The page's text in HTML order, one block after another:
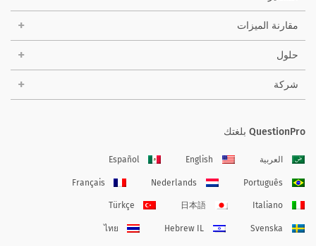
مقارنة الميزات
حلول
شركة
QuestionPro بلغتك
العربية English
Español
Português
Nederlands
Français
Italiano
日本語
Türkçe
Svenska
Hebrew IL
ไทย